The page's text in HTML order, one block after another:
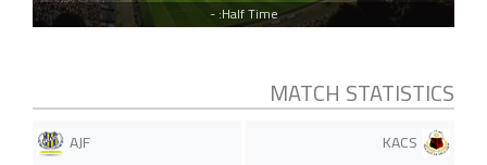
Half Time: -
MATCH STATISTICS
KACS
AJF